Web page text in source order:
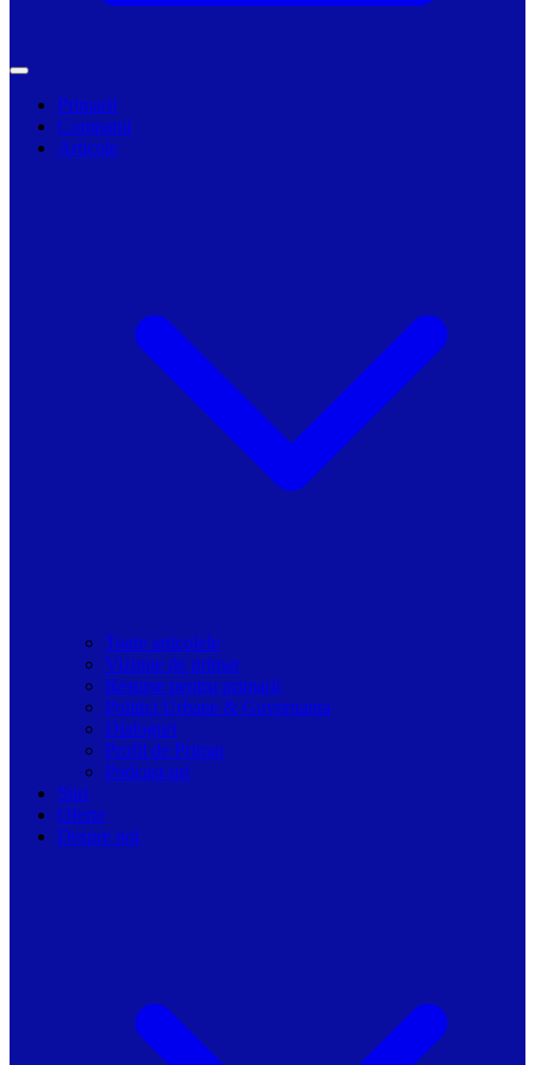
Primarii
Companii
Articole
Toate articolele
Viziune de primar
Resurse pentru primarii
Politici Urbane & Guvernanta
Dialoguri
Profil de Primar
Podcast-uri
Stiri
Oferte
Despre noi